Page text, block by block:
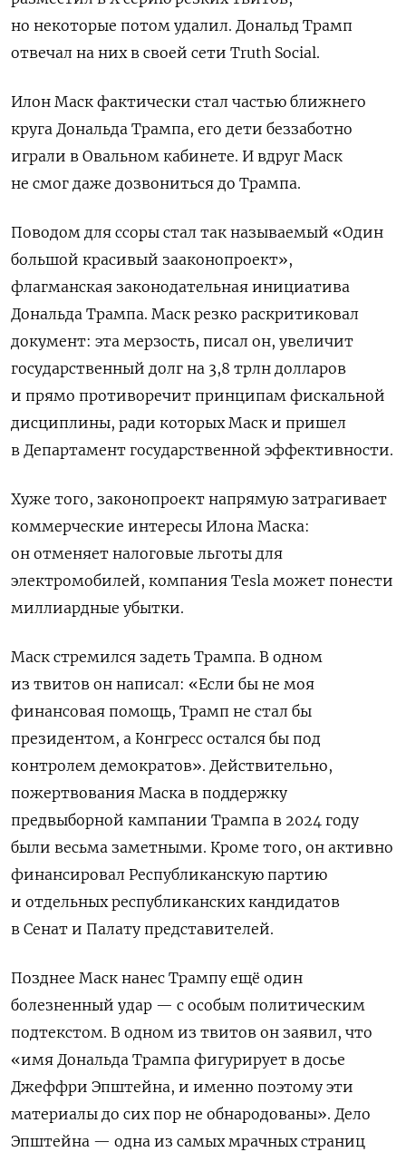
но некоторые потом удалил. Дональд Трамп
отвечал на них в своей сети Truth Social.
Илон Маск фактически стал частью ближнего
круга Дональда Трампа, его дети беззаботно
играли в Овальном кабинете. И вдруг Маск
не смог даже дозвониться до Трампа.
Поводом для ссоры стал так называемый «Один
большой красивый зааконопроект»,
флагманская законодательная инициатива
Дональда Трампа. Маск резко раскритиковал
документ: эта мерзость, писал он, увеличит
государственный долг на 3,8 трлн долларов
и прямо противоречит принципам фискальной
дисциплины, ради которых Маск и пришел
в Департамент государственной эффективности.
Хуже того, законопроект напрямую затрагивает
коммерческие интересы Илона Маска:
он отменяет налоговые льготы для
электромобилей, компания Tesla может понести
миллиардные убытки.
Маск стремился задеть Трампа. В одном
из твитов он написал: «Если бы не моя
финансовая помощь, Трамп не стал бы
президентом, а Конгресс остался бы под
контролем демократов». Действительно,
пожертвования Маска в поддержку
предвыборной кампании Трампа в 2024 году
были весьма заметными. Кроме того, он активно
финансировал Республиканскую партию
и отдельных республиканских кандидатов
в Сенат и Палату представителей.
Позднее Маск нанес Трампу ещё один
болезненный удар — с особым политическим
подтекстом. В одном из твитов он заявил, что
«имя Дональда Трампа фигурирует в досье
Джеффри Эпштейна, и именно поэтому эти
материалы до сих пор не обнародованы». Дело
Эпштейна — одна из самых мрачных страниц